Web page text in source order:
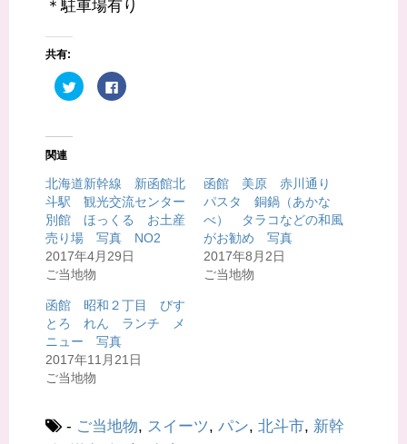
＊駐車場有り
共有:
ク
リ
t
t
で
共
有
(
新
し
ウ
ィ
ン
ド
ウ
で
開
き
ま
F
a
共
有
す
る
に
は
ク
リ
て
く
だ
さ
い
(
新
ン
ド
関連
北海道新幹線 新函館北
斗駅 観光交流センター
別館 ほっくる お土産
売り場 写真 NO2
2017年4月29日
ご当地物
函館 美原 赤川通り
パスタ 銅鍋（あかな
べ） タラコなどの和風
がお勧め 写真
2017年8月2日
ご当地物
函館 昭和２丁目 びす
とろ れん ランチ メ
ニュー 写真
2017年11月21日
ご当地物
- ご当地物, スイーツ, パン, 北斗市, 新幹